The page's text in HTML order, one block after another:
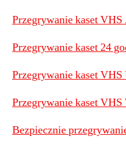
Przegrywanie kaset
Przegrywanie kaset 24
Przegrywanie kaset VHS
Przegrywanie kaset VHS
Bezpiecznie